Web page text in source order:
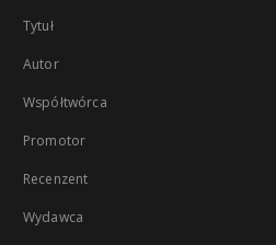
Tytuł
Autor
Współtwórca
Promotor
Recenzent
Wydawca